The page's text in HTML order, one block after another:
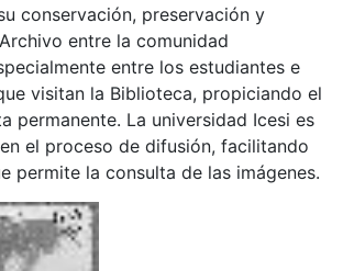
conservación, preservación y
entre la comunidad
entre los estudiantes e
visitan la Biblioteca, propiciando el
permanente. La universidad Icesi es
el proceso de difusión, facilitando
permite la consulta de las imágenes.